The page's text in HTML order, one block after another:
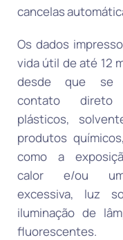
cancelas
Os dados
vida útil de até 12
desde que se
contato direto
plásticos,
produtos
como a
calor e/ou
excessiva, luz
iluminação de
fluorescentes.